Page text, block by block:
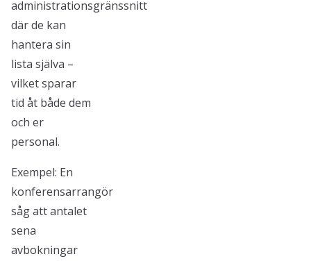
administrationsgränssnitt
där de kan
hantera sin
lista själva –
vilket sparar
tid åt både dem
och er
personal.
Exempel: En
konferensarrangör
såg att antalet
sena
avbokningar